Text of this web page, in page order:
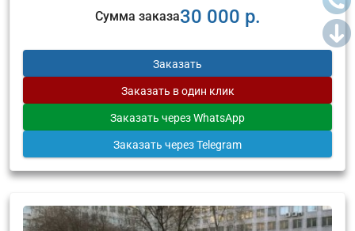
Сумма заказа30 000 р.
Заказать
Заказать в один клик
Заказать через WhatsApp
Заказать через Telegram